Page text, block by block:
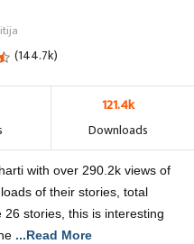
(144.7k)
121.4k
Downloads
with over 290.2k views of
of their stories, total
stories, this is interesting
...Read More